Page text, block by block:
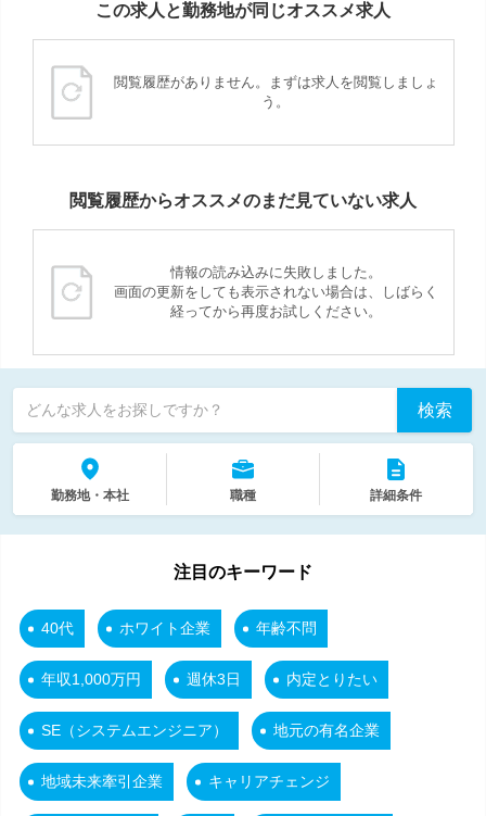
この求人と勤務地が同じオススメ求人
閲覧履歴がありません。まずは求人を閲覧しましょ
う。
閲覧履歴からオススメのまだ見ていない求人
情報の読み込みに失敗しました。
画面の更新をしても表示されない場合は、しばらく
経ってから再度お試しください。
どんな求人をお探しですか？ 検索
勤務地・本社 職種 詳細条件
注目のキーワード
40代 ホワイト企業 年齢不問
年収1,000万円 週休3日 内定とりたい
SE（システムエンジニア） 地元の有名企業
地域未来牽引企業 キャリアチェンジ